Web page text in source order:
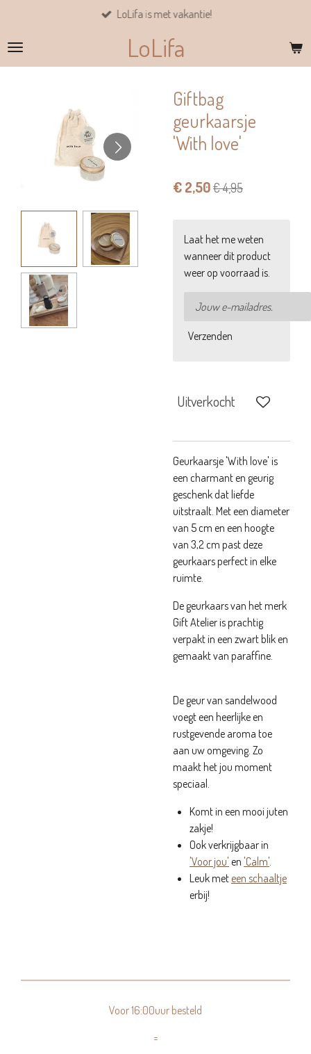
naar
de
LoLifa
LoLifa is met vakantie!
Giftbag
geurkaarsje
'With love'
€ 2,50€ 4,95
Laat het me weten
wanneer dit product
weer op voorraad is.
Verzenden
Uitverkocht
Geurkaarsje 'With love' is
een charmant en geurig
geschenk dat liefde
uitstraalt. Met een diameter
van 5 cm en een hoogte
van 3,2 cm past deze
geurkaars perfect in elke
ruimte.
De geurkaars van het merk
Gift Atelier is prachtig
verpakt in een zwart blik en
gemaakt van paraffine.
De geur van sandelwood
voegt een heerlijke en
rustgevende aroma toe
aan uw omgeving. Zo
maakt het jou moment
speciaal.
Komt in een mooi juten
zakje!
Ook verkrijgbaar in
'Voor jou' en 'Calm'.
Leuk met een schaaltje
erbij!
Voor 16:00uur besteld
=